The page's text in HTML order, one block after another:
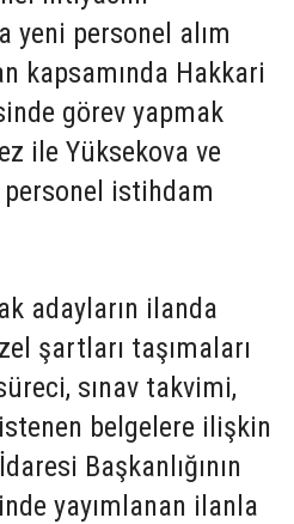
yeni personel alım
kapsamında Hakkari
görev yapmak
ile Yüksekova ve
istihdam
adayların ilanda
şartları taşımaları
sınav takvimi,
belgelere ilişkin
Başkanlığının
yayımlanan ilanla